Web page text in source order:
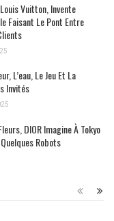
Vuitton, Invente
Faisant Le Pont Entre
L’eau, Le Jeu Et La
Invités
DIOR Imagine À Tokyo
Robots